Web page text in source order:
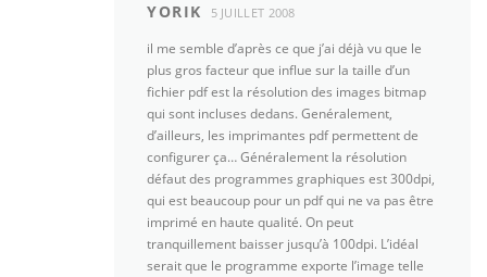
YORIK 5 JUILLET 2008
il me semble d’après ce que j’ai déjà vu que le
plus gros facteur que influe sur la taille d’un
fichier pdf est la résolution des images bitmap
qui sont incluses dedans. Genéralement,
d’ailleurs, les imprimantes pdf permettent de
configurer ça… Généralement la résolution
défaut des programmes graphiques est 300dpi,
qui est beaucoup pour un pdf qui ne va pas être
imprimé en haute qualité. On peut
tranquillement baisser jusqu’à 100dpi. L’idéal
serait que le programme exporte l’image telle